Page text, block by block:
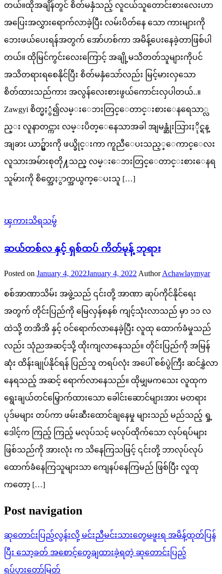
တယ်။ထိုအချိန်တွင် စိတ်မနှံသည့် လူငယ်သူတောင်းစားလေးဟာ
အပြေးအလွှားရောက်လာခဲ့ပြီး လမ်းပိတ်နေ သော ကားများကို
ဘေးဖယ်ပေးရန်အတွက် အော်ဟစ်ကာ အမိန့်ပေးနေခဲ့တာဖြစ်ပါ
တယ်။ ထိုမြင်ကွင်းလေးကြောင့် အချို့မသိတတ်သူများကိုပင်
အသိတရားရစေနိုင်ပြီး စိတ်မနှံသော်လည်း မြင့်မားလှသော
စိတ်ထားသည်ကား အလွန်လေးစားဖွယ်ကောင်းလှပါတယ်..။
Zawgyi စိတ္မႏွံ၍လမ္းေဘးတြင္ေတာင္းစားေနရေသာ္လ
ည္း လူနာတင္ကား လမ္းပိတ္ေနေသာအခါ အျမန္ဆုံးသြားႏိုင္ရန္
အျခား ယာဥ္မ်ားကို ဖယ္ခိုင္းကာ ကူညီေပးသည့္ေကာင္ေလး
လူသားအမ်ားစုတို႔သည္ လမ္းေဘးတြင္ေတာင္းစားေနရ
သူမ်ားကို စိတ္အေႏွာက္အယွက္ေပးသူ […]
ၾကားသိရသမွ်
ဆယ်တစ်လ နှင့် ရှစ်ထပ် ကိတ်မုန့် ဘုရား
Posted on January 4, 2022January 4, 2022 Author Achawlaymyar
စစ်အာ‌ဏာသိမ်း အဖွဲ့သည် ၎င်းတို့ အာဏာ ဆုပ်ကိုင်နိုင်ရေး
အတွက် တိုင်းပြည်ကို မြေလှန်စနစ် ကျင့်သုံးလာသည် မှာ ၁၁ လ
ထဲသို့ တအိအိ နှင့် ဝင်ရောက်လာနေခဲ့ပြီး လူထု ထောက်ခံမှုသည်
လည်း သုံညအဆင့်သို့ ထိုးကျလာနေသည်။ တိုင်းပြည်ကို အမြန်
ဆုံး ထိန်းချုပ်နိုင်ရန် ပြည်သူ တရပ်လုံး အပေါ် စစ်ပွဲကြီး ဆင်နွှဲလာ
နေရသည့် အဆင့် ရောက်လာနေသည်။ ထိုမျှမကသေး လူထုက
ရွေးချယ်တင်မြှောက်ထားသော ခေါင်းဆောင်များအား မတရား
ပုဒ်မများ တပ်ကာ ဖမ်းဆီးထောင်ချနေမှု များသည် မည်သည့် ရှု့
ဒေါင့်က ကြည့် ကြည့် မလုပ်သင့် မလုပ်ထိုက်သော လုပ်ရပ်များ
ဖြစ်သည်ကို အားလုံး က သိနေကြသဖြင့် ၎င်းတို့ ဘာလုပ်လုပ်
ထောက်ခံနေကြသူများသာ ကျေနပ်နေကြမည် ဖြစ်ပြီး လူထု
ကတော့ […]
Post navigation
ဆုတောင်းပြည့်လွန်းလို့ မင်းညီမင်းသားတွေမဖူးရ အမိန့်ထုတ်ပြန်
ပြီး သော့ခတ် အစောင့်တွေချထားခဲ့ရတဲ့ ဆုတောင်းပြည့်
ရုပ်ပွားတော်မြတ်